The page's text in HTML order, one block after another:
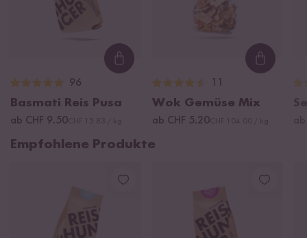
Loading...
96
Basmati Reis Pusa
ab CHF 9.50
11
Wok Gemüse Mix
ab CHF 5.20CHF 104.00 / kg
Empfohlene Produkte